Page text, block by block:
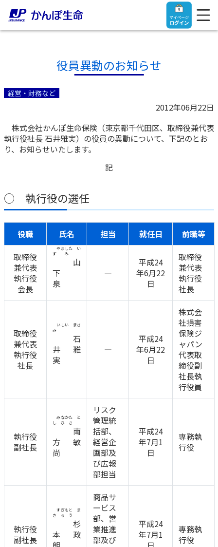
マイページ
ログイン
トップ
ご契約者さま
マイページログイン
入院保険金・手術保険金のご請求
お手続き一覧
きっかけ・できごとから探す
マイページでできること
新規登録
ご契約内容の確認
お客さまに関する情報等の確認の取り組み
各種サービス・お知らせ
かんぽプラチナライフサービス
保険をご検討中のお客さま
終身保険
養老保険
定期保険
学資保険
長寿支援保険
資料請求
これからのライフイベントでかかる費用とは？
ご契約手続きの流れ
保険料のお払込方法
保険用語集
お問い合わせ
【まずはご相談ください】企業経営でお悩みの方はこ
法人のお客さま向け商品一覧
目的から探す
お役立ち情報
かんぽ生命の団体取扱い
お問い合わせ先
お役立ち情報
かんぽのLifeサポートナビ
医療
お金
子育て
健康情報
かんぽアプリ～かんぽの健康と安心を手のひらに～
かんぽ生命について
かんぽ生命について
経営理念・経営戦略
会社概要
財務情報
日本郵政グループとしての取り組み
CM・オウンドメディア／ソーシャルメディア
よくあるご質問
お問い合わせ
サステナビリティ
株主・投資家のみなさまへ
役員異動のお知らせ
経営・財務など
2012年06月22日
株式会社かんぽ生命保険（東京都千代田区、取締役兼代表
執行役社長 石井雅実）の役員の異動について、下記のとお
り、お知らせいたします。
記
○ 執行役の選任
役職 氏名 担当 就任日
前職等
取締役
兼代表
執行役
会長
山
下
泉
やました い
ずみ
―
平成24
年6月22
日
取締役
兼代表
執行役
社長
取締役
兼代表
執行役
社長
石
井 雅
実
いしい まさ
み
―
平成24
年6月22
日
株式会
社損害
保険ジ
ャパン
代表取
締役副
社長執
行役員
執行役
副社長
南
方 敏
尚
みなかた と
しひさ
リスク
管理統
括部、
経営企
画部及
び広報
部担当
平成24
年7月1
日
専務執
行役
執行役
副社長
杉
本 政
すぎもと ま
さろう
商品サ
ービス
部、営
業推進
部及び
平成24
年7月1
専務執
行役